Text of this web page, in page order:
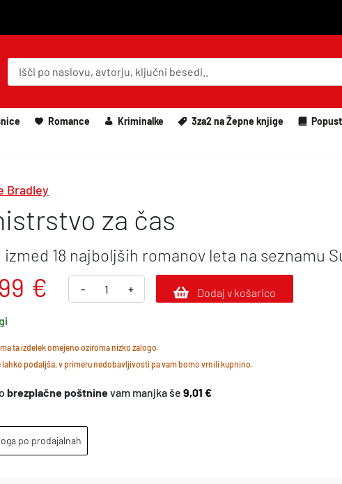
P
o
u
c
t
r
c
Romance Kriminalke 3za2 na Žepne knjige
Bradley
za čas
izmed 18 najboljših romanov leta na seznamu
€ -
i
i
t
s
+ Dodaj v košarico
ta izdelek omejeno oziroma nizko zalogo.
lahko podaljša, v primeru nedobavljivosti pa vam bomo vrnili kupnino.
brezplačne poštninevam manjka še9,01 €
po prodajalnah